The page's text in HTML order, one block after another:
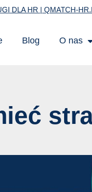
DLA HR | QMATCH-
Blog O nas